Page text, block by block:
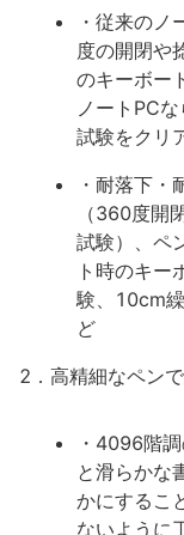
・従来の
度の開閉や
のキーボー
ノートPC
試験をクリ
・耐落下
（360度開
試験）、ペ
ト時のキー
験、10cm
ど
2．高精細なペン
・4096階
と滑らかな
かにするこ
ないように